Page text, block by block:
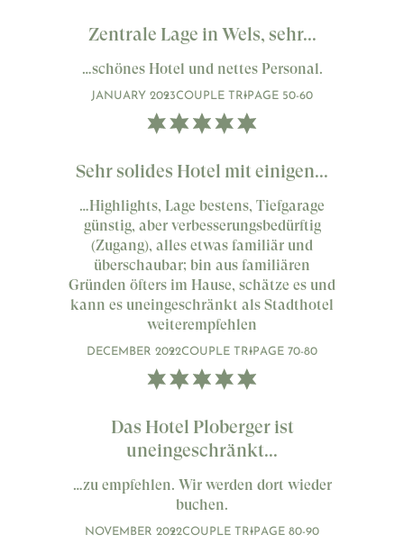
Zentrale Lage in Wels, sehr...
…schönes Hotel und nettes Personal.
JANUARY 2023COUPLE TRIPAGE 50-60
Sehr solides Hotel mit einigen...
…Highlights, Lage bestens, Tiefgarage
günstig, aber verbesserungsbedürftig
(Zugang), alles etwas familiär und
überschaubar; bin aus familiären
Gründen öfters im Hause, schätze es und
kann es uneingeschränkt als Stadthotel
weiterempfehlen
DECEMBER 2022COUPLE TRIPAGE 70-80
Das Hotel Ploberger ist
uneingeschränkt...
…zu empfehlen. Wir werden dort wieder
buchen.
NOVEMBER 2022COUPLE TRIPAGE 80-90